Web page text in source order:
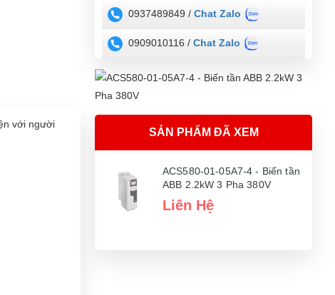
với người
0937489849 / Chat Zalo
0909010116 / Chat Zalo
SẢN PHẨM ĐÃ XEM
ACS580-01-05A7-4 - Biến tần
ABB 2.2kW 3 Pha 380V
Liên Hệ